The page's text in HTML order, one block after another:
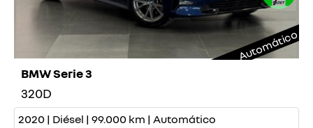
Automático
BMW Serie 3
320D
2020 | Diésel | 99.000 km | Automático